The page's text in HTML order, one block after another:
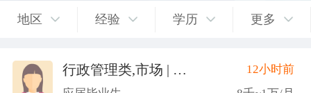
地区 经验 学历 更多
行政管理类,市场 | 媒介 | 广告 | 设计,人事/行政/后勤
12小时前